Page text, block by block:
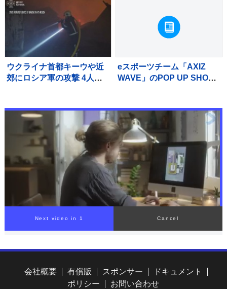
ウクライナ首都キーウや近
郊にロシア軍の攻撃 4人死
eスポーツチーム「AXIZ
WAVE」のPOP UP SHOP
Next video in 1 Cancel
会社概要 有償版 スポンサー
ドキュメント
ポリシー
お問い合わせ